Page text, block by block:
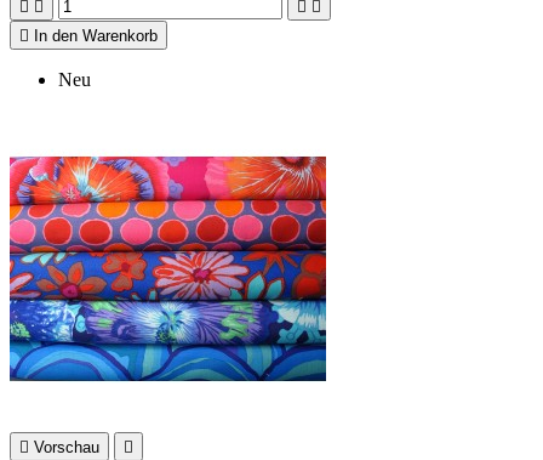
   

In den Warenkorb
Neu
 Vorschau 